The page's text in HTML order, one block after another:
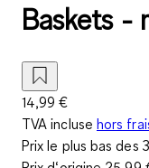
Baskets -
14,99 €
TVA incluse hors
Prix le plus bas des